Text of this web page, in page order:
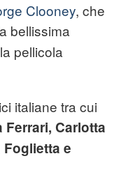
Clooney, che
bellissima
pellicola
italiane tra cui
Carlotta
e